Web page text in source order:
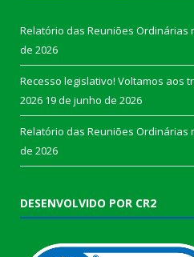
Relatório das Reuniões Ordinárias
de 2026
Recesso legislativo! Voltamos aos
2026 19 de junho de 2026
Relatório das Reuniões Ordinárias
de 2026
DESENVOLVIDO POR CR2